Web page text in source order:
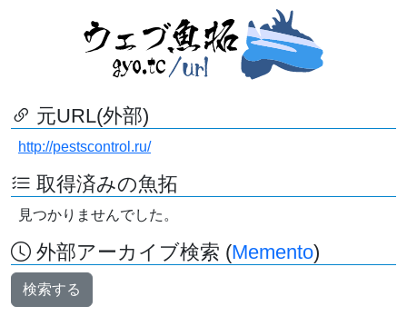
元URL(外部)
http://pestscontrol.ru/
取得済みの魚拓
見つかりませんでした。
外部アーカイブ検索 (Memento)
検索する